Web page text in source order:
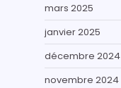
mars 2025
janvier 2025
décembre 2024
novembre 2024